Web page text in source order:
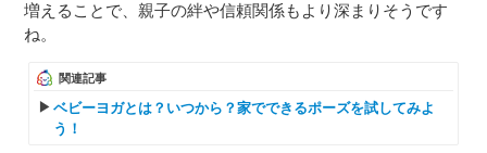
増えることで、親子の絆や信頼関係もより深まりそうです
ね。
関連記事
ベビーヨガとは？いつから？家でできるポーズを試してみよ
う！